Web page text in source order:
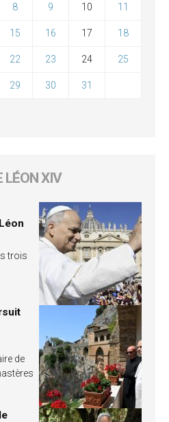
8 9 10 11
15 16 17 18
22 23 24 25
29 30 31
LÉON XIV
trois
de